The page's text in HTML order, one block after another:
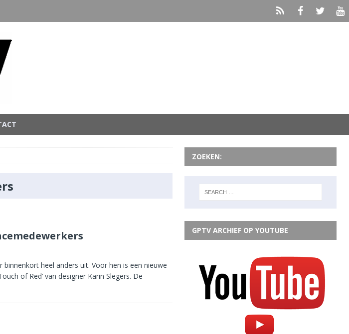
heel anders uit. Voor hen is een nieuwe
of Red’ van designer Karin Slegers. De
ZOEKEN:
GPTV ARCHIEF OP YOUTUBE